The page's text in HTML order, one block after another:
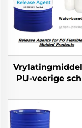
PU-veerige